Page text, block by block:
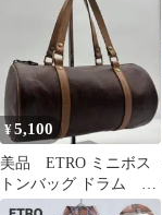
¥5,100
美品 ETRO ミニボス
トンバッグ ドラム ペ
イズリー 総柄 肩掛